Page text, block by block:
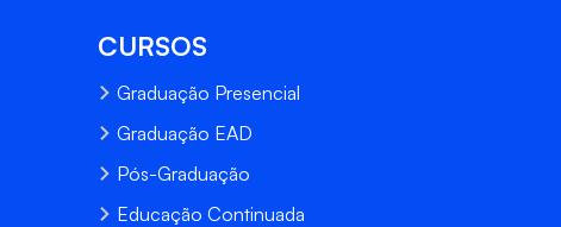
CURSOS
Graduação Presencial
Graduação EAD
Pós-Graduação
Educação Continuada